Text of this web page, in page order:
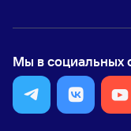
Мы в социальных